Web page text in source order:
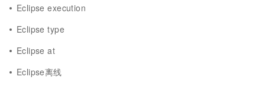
Eclipse execution
Eclipse type
Eclipse at
Eclipse离线